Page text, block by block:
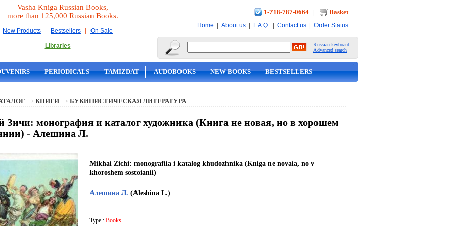
Vasha Kniga Russian Books,
more than 125,000 Russian Books.
New Products | Bestsellers | On Sale
Libraries
1-718-787-0664 | Basket
Home | About us | F.A.Q. | Contact us | Order Status
Russian keyboard
Advanced search
PERIODICALS TAMIZDAT AUDOBOOKS NEW BOOKS BESTSELLERS
КНИГИ БУКИНИСТИЧЕСКАЯ ЛИТЕРАТУРА
Зичи: монография и каталог художника (Книга не новая, но в хорошем
- Алешина Л.
Mikhai Zichi: monografiia i katalog khudozhnika (Kniga ne novaia, no v
khoroshem sostoianii)
Алешина Л. (Aleshina L.)
Type : Books